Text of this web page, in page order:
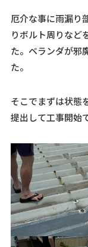
厄介な事に雨漏り
りボルト周りなど
た。ベランダが邪
た。
そこでまずは状態
提出して工事開始